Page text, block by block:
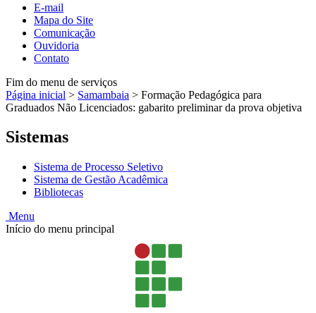
E-mail
Mapa do Site
Comunicação
Ouvidoria
Contato
Fim do menu de serviços
Página inicial > Samambaia > Formação Pedagógica para
Graduados Não Licenciados: gabarito preliminar da prova objetiva
Sistemas
Sistema de Processo Seletivo
Sistema de Gestão Acadêmica
Bibliotecas
Menu
Início do menu principal